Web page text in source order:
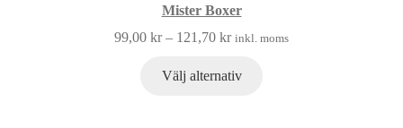
Mister Boxer
99,00 kr– 121,70 kr inkl. moms
Välj alternativ